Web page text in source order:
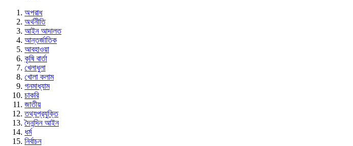
অপরাধ
অর্থনীতি
আইন আদালত
আন্তর্জাতিক
আবহাওয়া
কৃষি বার্তা
খেলাধুলা
খোলা কলাম
গনমাধ্যাম
চাকরি
জাতীয়
তথ্যপ্রযুক্তি
দৈনন্দিন আইন
ধর্ম
নির্বাচন